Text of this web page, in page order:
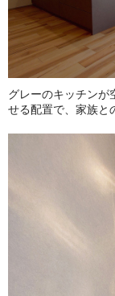
グレーのキッチンが
せる配置で、家族と